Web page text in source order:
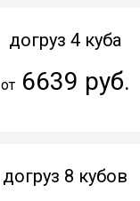
догруз 4 куба
от6639 руб.
догруз 8 кубов